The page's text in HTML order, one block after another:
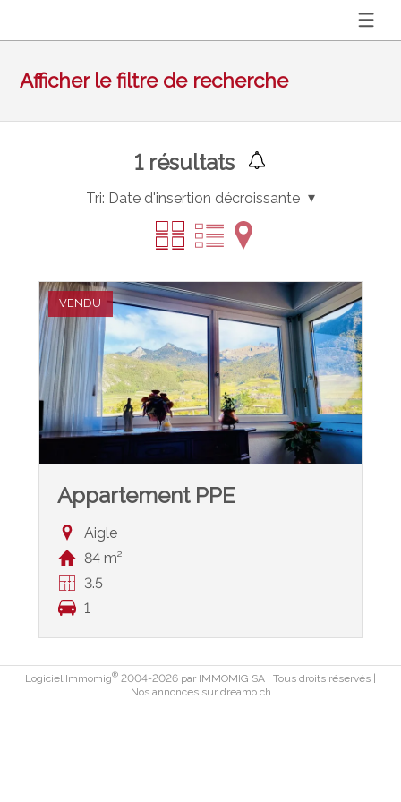
Afficher le filtre de recherche
1résultats
Tri: Date d'insertion décroissante
VENDU
Appartement PPE
Aigle
84 m²
3.5
1
Logiciel Immomig® 2004-2026 par IMMOMIG SA | Tous droits réservés |
Nos annonces sur dreamo.ch